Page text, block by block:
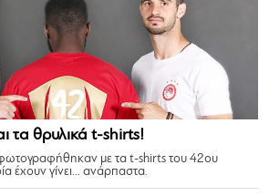
τα θρυλικά t-shirts!
με τα t-shirts του 42ου
έχουν γίνει… ανάρπαστα.